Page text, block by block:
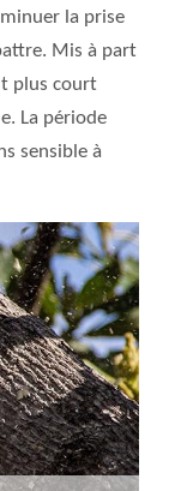
la prise
Mis à part
plus court
La période
sensible à